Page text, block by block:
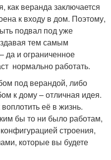
как веранда заключается
к входу в дом. Поэтому,
подвал под уже
тем самым
да и ограниченное
нормально работать.
под верандой, либо
к дому – отличная идея.
её в жизнь.
бы то ни было работам,
строения,
которые вы будете